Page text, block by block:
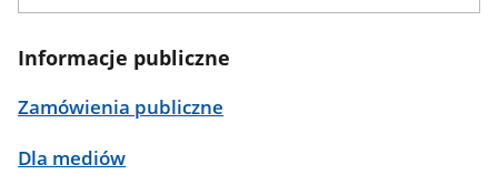
Informacje publiczne
Zamówienia publiczne
Dla mediów